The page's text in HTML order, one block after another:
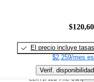
El precio incluye tasas
$2,259/mes
Verif. disponibilidad